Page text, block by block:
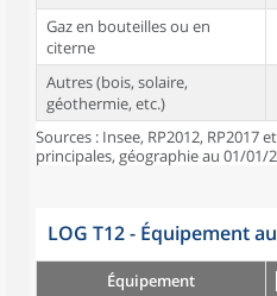
Gaz en bouteilles ou en
citerne
Autres (bois, solaire,
géothermie, etc.)
Sources : Insee, RP2012, RP2017
principales, géographie au 01/01/
LOG T12 - Équipement
Équipement